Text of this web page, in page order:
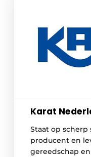
Karat
Staat op scherp
producent en
gereedschap